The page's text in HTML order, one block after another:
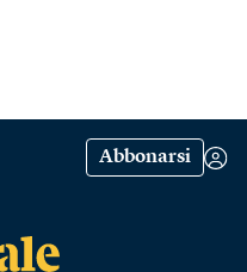
Abbonarsi